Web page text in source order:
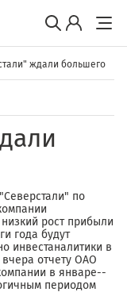
ждали большего
по
рост прибыли
года будут
инвестаналитики в
вчера отчету ОАО
в январе--
периодом